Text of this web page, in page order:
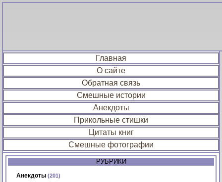
Главная
О сайте
Обратная связь
Смешные истории
Анекдоты
Прикольные стишки
Цитаты книг
Смешные фотографии
РУБРИКИ
Анекдоты (201)